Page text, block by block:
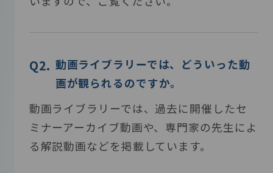
動画ライブラリーでは、どういった動
画が観られるのですか。
動画ライブラリーでは、過去に開催したセ
ミナーアーカイブ動画や、専門家の先生によ
る解説動画などを掲載しています。
医療・介護従事者でなくても、サンプ
ルは申し込めますか？
当サイトは医療・介護従事者向けサイトの
会員と非会員の違いはなんですか？
会員にご登録いただきますと、セミナーや
ウェビナーのアーカイブ動画や、日清オイリ
オ製品のサンプルお申し込みなど、会員限定
「訪問面談」とは何ですか？
弊社営業担当より詳しいご案内をご希望の
場合、本サイトから面談のご希望を承りま